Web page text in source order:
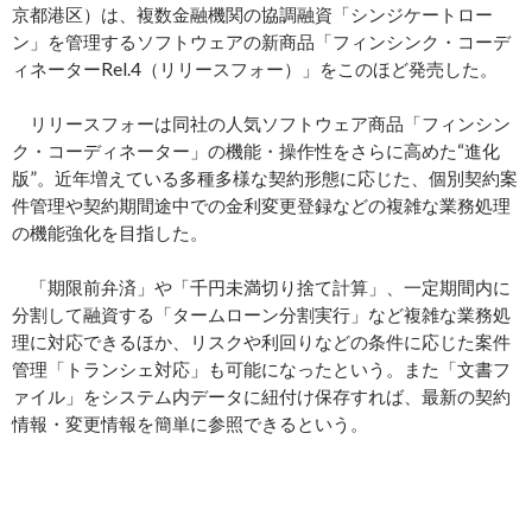
京都港区）は、複数金融機関の協調融資「シンジケートロー
ン」を管理するソフトウェアの新商品「フィンシンク・コーデ
ィネーターRel.4（リリースフォー）」をこのほど発売した。
リリースフォーは同社の人気ソフトウェア商品「フィンシン
ク・コーディネーター」の機能・操作性をさらに高めた“進化
版”。近年増えている多種多様な契約形態に応じた、個別契約案
件管理や契約期間途中での金利変更登録などの複雑な業務処理
の機能強化を目指した。
「期限前弁済」や「千円未満切り捨て計算」、一定期間内に
分割して融資する「タームローン分割実行」など複雑な業務処
理に対応できるほか、リスクや利回りなどの条件に応じた案件
管理「トランシェ対応」も可能になったという。また「文書フ
ァイル」をシステム内データに紐付け保存すれば、最新の契約
情報・変更情報を簡単に参照できるという。